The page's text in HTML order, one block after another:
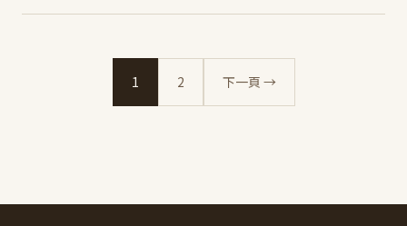
1 2 下一頁 →